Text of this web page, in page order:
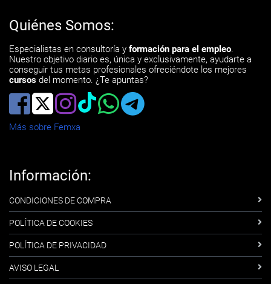
Quiénes Somos:
Especialistas en consultoría y formación para el empleo.
Nuestro objetivo diario es, única y exclusivamente, ayudarte a
conseguir tus metas profesionales ofreciéndote los mejores
cursos del momento. ¿Te apuntas?
Más sobre Femxa
Información:
CONDICIONES DE COMPRA
POLÍTICA DE COOKIES
POLÍTICA DE PRIVACIDAD
AVISO LEGAL